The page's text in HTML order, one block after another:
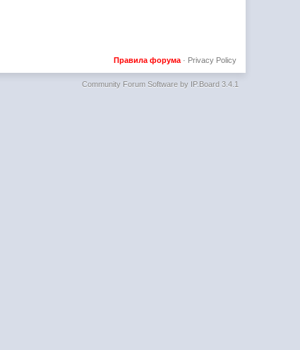
Privacy Policy
Правила форума·
Community Forum Software by IP.Board 3.4.1